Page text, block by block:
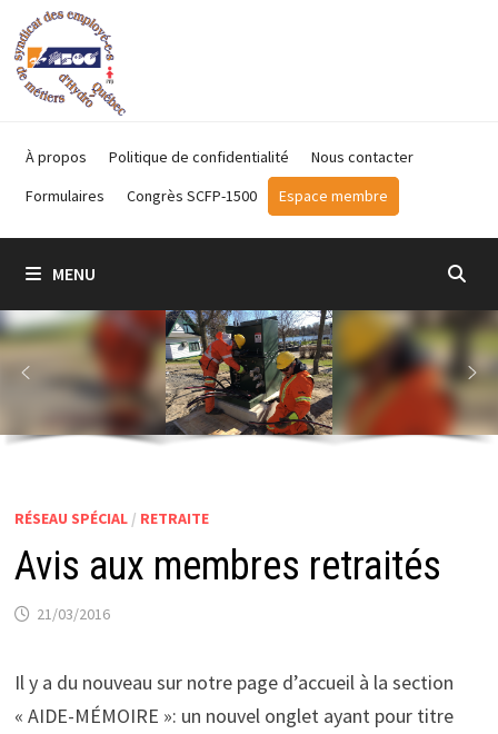
Passer
au
contenu
À propos Politique de confidentialité
Nous contacter
Formulaires
Congrès SCFP-1500 Espace membre
MENU
RÉSEAU SPÉCIAL/ RETRAITE
Avis aux membres retraités
21/03/2016
Il y a du nouveau sur notre page d’accueil à la section
« AIDE-MÉMOIRE »: un nouvel onglet ayant pour titre